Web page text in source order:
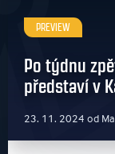
PREVIEW
Po týdnu
představí v
23. 11. 2024 od